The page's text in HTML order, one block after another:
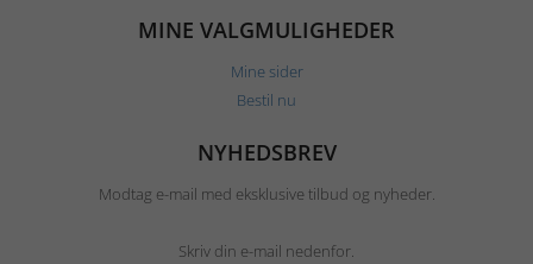
MINE VALGMULIGHEDER
Mine sider
Bestil nu
NYHEDSBREV
Modtag e-mail med eksklusive tilbud og nyheder.
Skriv din e-mail nedenfor.